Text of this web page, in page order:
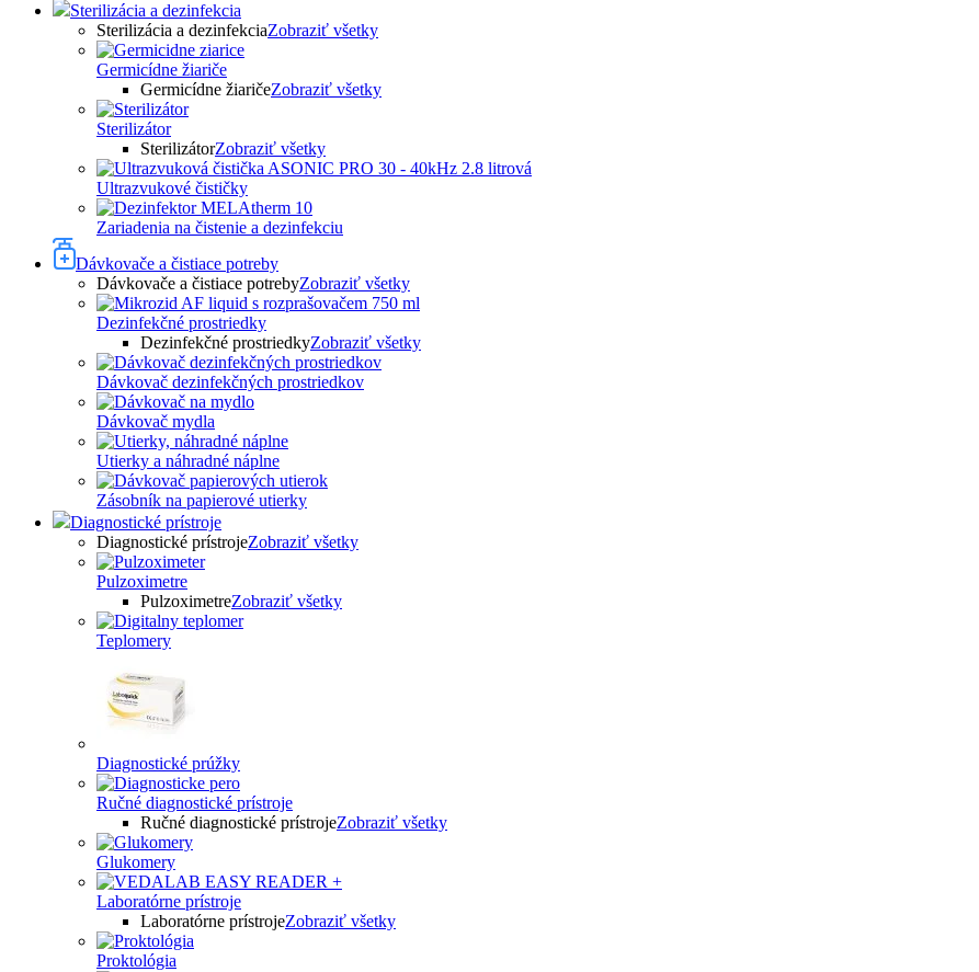
Sterilizácia a dezinfekcia
Sterilizácia a dezinfekciaZobraziť všetky
Germicídne žiariče
Germicídne žiaričeZobraziť všetky
Sterilizátor
SterilizátorZobraziť všetky
Ultrazvukové čističky
Zariadenia na čistenie a dezinfekciu
Dávkovače a čistiace potreby
Dávkovače a čistiace potrebyZobraziť všetky
Dezinfekčné prostriedky
Dezinfekčné prostriedkyZobraziť všetky
Dávkovač dezinfekčných prostriedkov
Dávkovač mydla
Utierky a náhradné náplne
Zásobník na papierové utierky
Diagnostické prístroje
Diagnostické prístrojeZobraziť všetky
Pulzoximetre
PulzoximetreZobraziť všetky
Teplomery
Diagnostické prúžky
Ručné diagnostické prístroje
Ručné diagnostické prístrojeZobraziť všetky
Glukomery
Laboratórne prístroje
Laboratórne prístrojeZobraziť všetky
Proktológia